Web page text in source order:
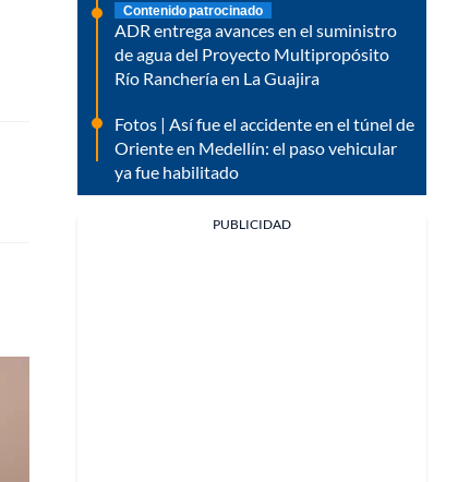
Contenido patrocinado
ADR entrega avances en el suministro
de agua del Proyecto Multipropósito
Río Ranchería en La Guajira
Fotos | Así fue el accidente en el túnel de
Oriente en Medellín: el paso vehicular
ya fue habilitado
PUBLICIDAD